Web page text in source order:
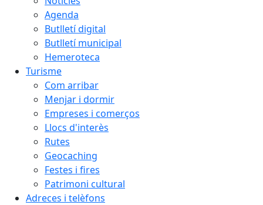
Agenda
Butlletí digital
Butlletí municipal
Hemeroteca
Turisme
Com arribar
Menjar i dormir
Empreses i comerços
Llocs d'interès
Rutes
Geocaching
Festes i fires
Patrimoni cultural
Adreces i telèfons